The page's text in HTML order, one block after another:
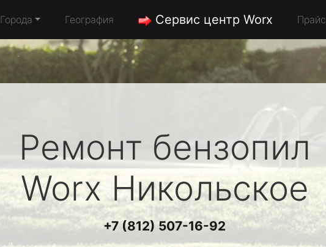
Города География Сервис центр Worx Прайс
Ремонт бензопил
WorxНикольское
+7 (812) 507-16-92